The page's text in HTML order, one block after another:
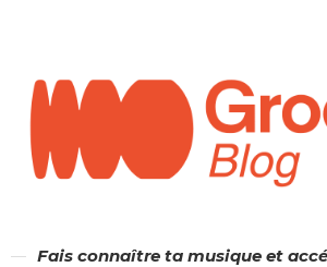
Fais connaître ta musique et